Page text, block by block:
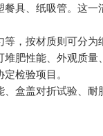
具、纸吸管。这一
，按材质则可分为
肥性能、外观质量
检验项目。
盒盖对折试验、耐